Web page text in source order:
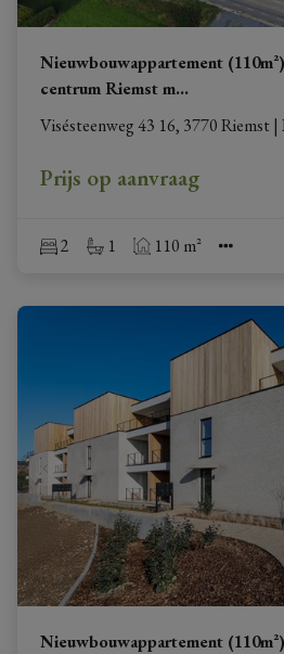
Nieuwbouwappartement
centrum Riemst m...
Visésteenweg 43 16, 3770 Riemst |
Prijs op aanvraag
2 1 110 m²
Nieuwbouwappartement